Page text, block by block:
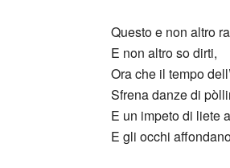
Questo e non altro
E non altro so dirti,
Ora che il tempo
Sfrena danze di
E un impeto di liete
E gli occhi